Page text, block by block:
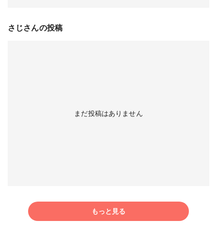
さじさんの投稿
まだ投稿はありません
もっと見る